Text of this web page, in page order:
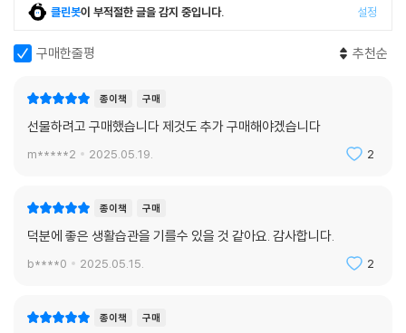
클린봇이 부적절한 글을 감지 중입니다. 설정
구매한줄평 추천순
종이책 구매
선물하려고 구매했습니다 제것도 추가 구매해야겠습니다
m*****2 2025.05.19. 2
종이책 구매
덕분에 좋은 생활습관을 기를수 있을 것 같아요. 감사합니다.
b****0 2025.05.15. 2
종이책 구매